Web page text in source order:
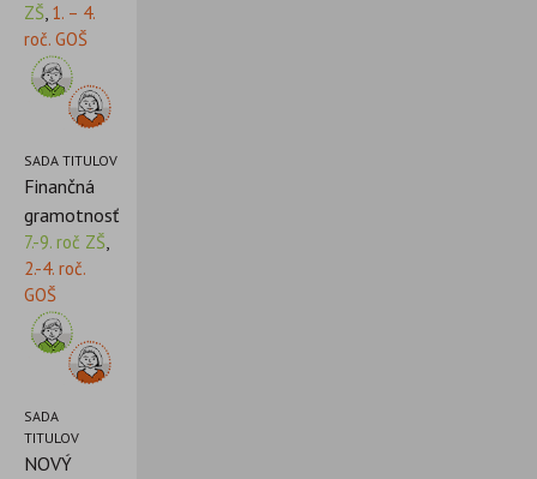
ZŠ, 1. – 4.
roč. GOŠ
SADA TITULOV
Finančná
gramotnosť
7.-9. roč ZŠ,
2.-4. roč.
GOŠ
SADA
TITULOV
NOVÝ